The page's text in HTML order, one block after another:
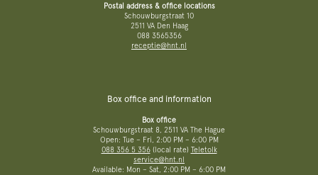
Postal address & office locations
Schouwburgstraat 10
2511 VA Den Haag
088 3565356
receptie@hnt.nl
Box office and information
Box office
Schouwburgstraat 8, 2511 VA The Hague
Open: Tue – Fri, 2:00 PM – 6:00 PM
088 356 5 356(local rate) Teletolk
service@hnt.nl
Available: Mon – Sat, 2:00 PM – 6:00 PM